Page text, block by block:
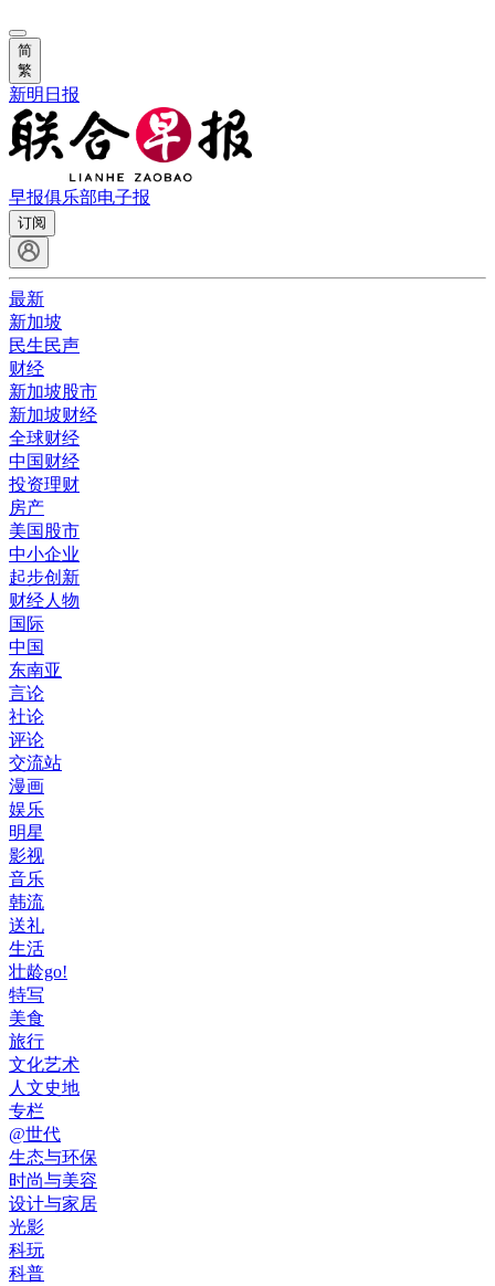
简
繁
新明日报
早报俱乐部电子报
订阅
最新
新加坡
民生民声
财经
新加坡股市
新加坡财经
全球财经
中国财经
投资理财
房产
美国股市
中小企业
起步创新
财经人物
国际
中国
东南亚
言论
社论
评论
交流站
漫画
娱乐
明星
影视
音乐
韩流
送礼
生活
壮龄go!
特写
美食
旅行
文化艺术
人文史地
专栏
@世代
生态与环保
时尚与美容
设计与家居
光影
科玩
科普